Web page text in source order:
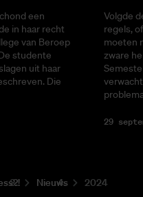
een
in haar recht
van Beroep
studente
uit haar
Die
Volgde
regels,
moeten
zware
29
Nieuws
2024